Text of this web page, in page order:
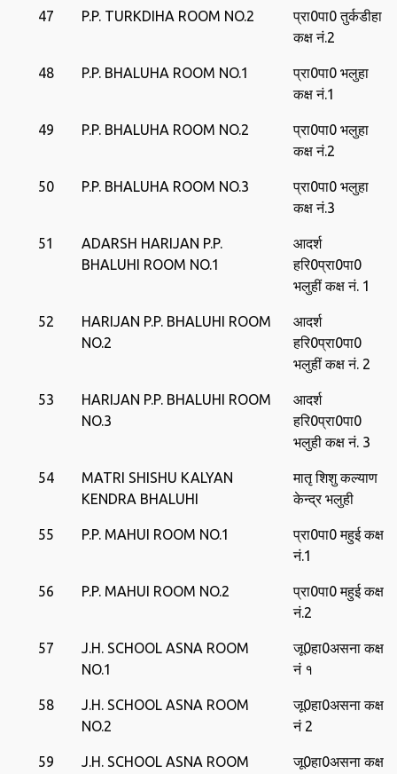
47 P.P. TURKDIHA ROOM NO.2
प्रा0पा0 तुर्कडीहा
कक्ष नं.2
48 P.P. BHALUHA ROOM NO.1
प्रा0पा0 भलुहा
कक्ष नं.1
49 P.P. BHALUHA ROOM NO.2
प्रा0पा0 भलुहा
कक्ष नं.2
50 P.P. BHALUHA ROOM NO.3
प्रा0पा0 भलुहा
कक्ष नं.3
51
ADARSH HARIJAN P.P.
BHALUHI ROOM NO.1
आदर्श
हरि0प्रा0पा0
भलुहीं कक्ष नं. 1
52
HARIJAN P.P. BHALUHI ROOM
NO.2
आदर्श
हरि0प्रा0पा0
भलुहीं कक्ष नं. 2
53
HARIJAN P.P. BHALUHI ROOM
NO.3
आदर्श
हरि0प्रा0पा0
भलुही कक्ष नं. 3
54
MATRI SHISHU KALYAN
KENDRA BHALUHI
मातृ शिशु कल्‍याण
केन्‍द्र भलुही
55 P.P. MAHUI ROOM NO.1
प्रा0पा0 महुई कक्ष
नं.1
56 P.P. MAHUI ROOM NO.2
प्रा0पा0 महुई कक्ष
नं.2
57
J.H. SCHOOL ASNA ROOM
NO.1
जू0हा0असना कक्ष
नं १
58
J.H. SCHOOL ASNA ROOM
NO.2
जू0हा0असना कक्ष
नं 2
59
J.H. SCHOOL ASNA ROOM
जू0हा0असना कक्ष